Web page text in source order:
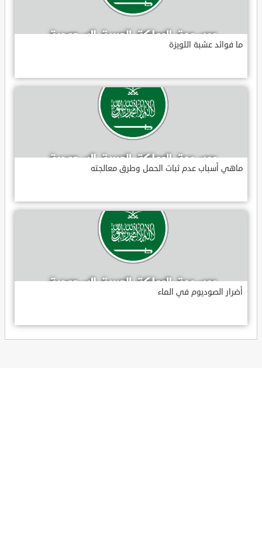
ما فوائد عشبة اللويزة
ماهي أسباب عدم ثبات الحمل وطرق معالجته
أضرار الصوديوم في الماء